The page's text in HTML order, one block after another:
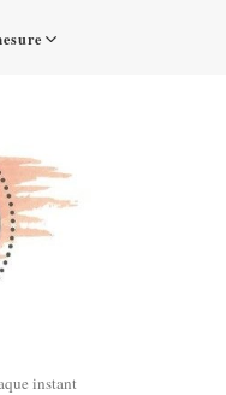
instant